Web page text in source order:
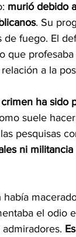
murió debido
. Su
fuego. El
que
a la
ha sido
suele
pesquisas
ni
el odio